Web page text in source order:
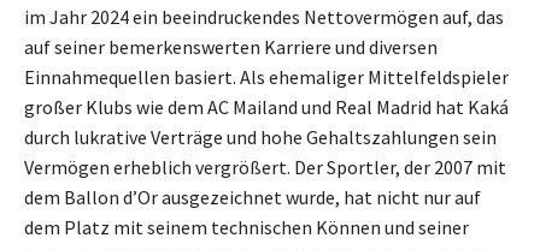
im Jahr 2024 ein beeindruckendes Nettovermögen auf, das
auf seiner bemerkenswerten Karriere und diversen
Einnahmequellen basiert. Als ehemaliger Mittelfeldspieler
großer Klubs wie dem AC Mailand und Real Madrid hat Kaká
durch lukrative Verträge und hohe Gehaltszahlungen sein
Vermögen erheblich vergrößert. Der Sportler, der 2007 mit
dem Ballon d’Or ausgezeichnet wurde, hat nicht nur auf
dem Platz mit seinem technischen Können und seiner